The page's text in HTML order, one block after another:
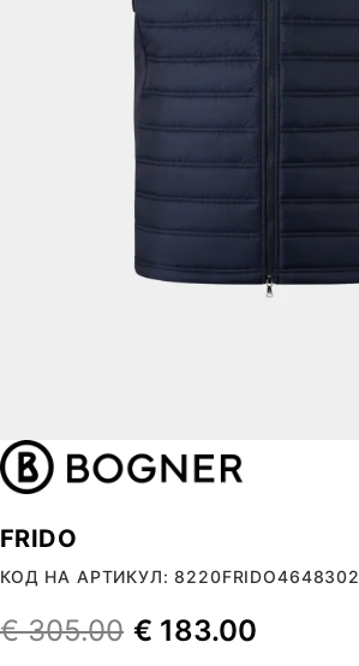
FRIDO
КОД НА АРТИКУЛ: 8220FRIDO4648302
€305.00 € 183.00